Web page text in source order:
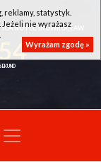
NOTEĆ INOWROCŁAW
54
reklamy, statystyk.
Jeżeli nie wyrażasz
Wyrażam zgodę »